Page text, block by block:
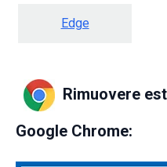
Edge
Rimuovere
Google Chrome: